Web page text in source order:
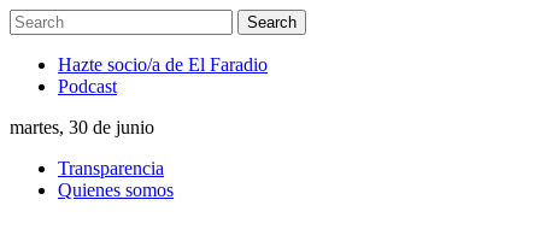
Hazte socio/a de El Faradio
Podcast
martes, 30 de junio
Transparencia
Quienes somos